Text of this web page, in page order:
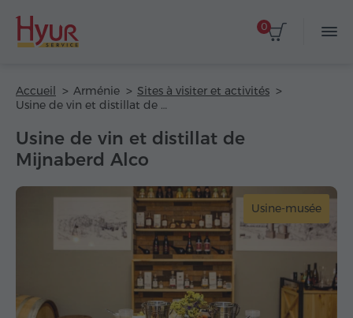
0
Accueil Arménie
Sites à visiter et activités
Usine de vin et distillat de Mijnaberd Alco
Usine de vin et distillat de
Mijnaberd Alco
Usine-musée